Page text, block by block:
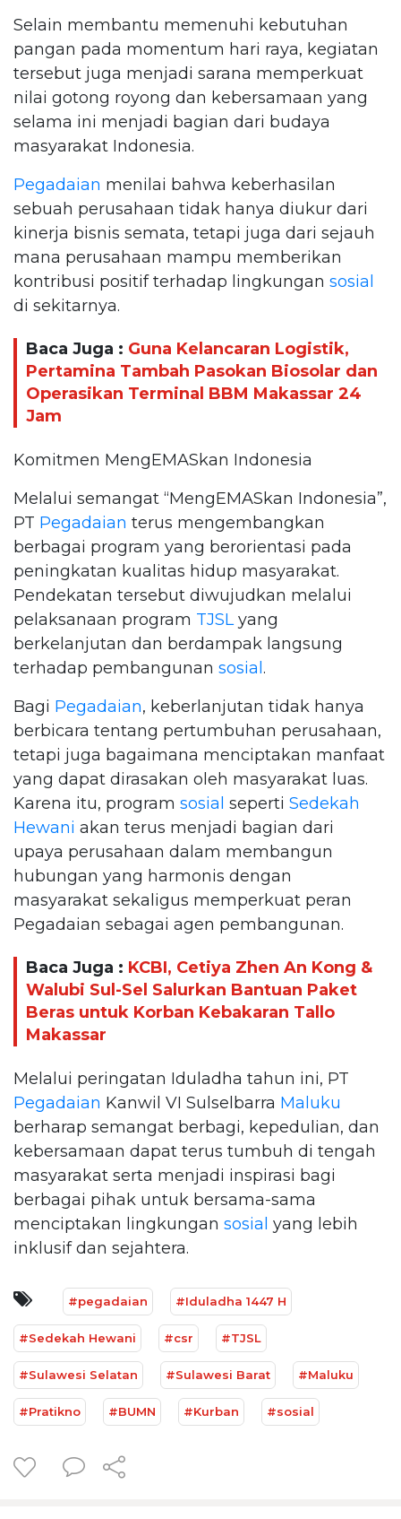
Selain membantu memenuhi kebutuhan
pangan pada momentum hari raya, kegiatan
tersebut juga menjadi sarana memperkuat
nilai gotong royong dan kebersamaan yang
selama ini menjadi bagian dari budaya
masyarakat Indonesia.
Pegadaian menilai bahwa keberhasilan
sebuah perusahaan tidak hanya diukur dari
kinerja bisnis semata, tetapi juga dari sejauh
mana perusahaan mampu memberikan
kontribusi positif terhadap lingkungan sosial
di sekitarnya.
Baca Juga : Guna Kelancaran Logistik,
Pertamina Tambah Pasokan Biosolar dan
Operasikan Terminal BBM Makassar 24
Jam
Komitmen MengEMASkan Indonesia
Melalui semangat “MengEMASkan Indonesia”,
PT Pegadaian terus mengembangkan
berbagai program yang berorientasi pada
peningkatan kualitas hidup masyarakat.
Pendekatan tersebut diwujudkan melalui
pelaksanaan program TJSLyang
berkelanjutan dan berdampak langsung
terhadap pembangunan sosial .
Bagi Pegadaian, keberlanjutan tidak hanya
berbicara tentang pertumbuhan perusahaan,
tetapi juga bagaimana menciptakan manfaat
yang dapat dirasakan oleh masyarakat luas.
Karena itu, program sosial seperti Sedekah
Hewani akan terus menjadi bagian dari
upaya perusahaan dalam membangun
hubungan yang harmonis dengan
masyarakat sekaligus memperkuat peran
Pegadaian sebagai agen pembangunan.
Baca Juga : KCBI, Cetiya Zhen An Kong &
Walubi Sul-Sel Salurkan Bantuan Paket
Beras untuk Korban Kebakaran Tallo
Makassar
Melalui peringatan Iduladha tahun ini, PT
Pegadaian Kanwil VI Sulselbarra Maluku
berharap semangat berbagi, kepedulian, dan
kebersamaan dapat terus tumbuh di tengah
masyarakat serta menjadi inspirasi bagi
berbagai pihak untuk bersama-sama
menciptakan lingkungan sosial yang lebih
inklusif dan sejahtera.
#pegadaian #Iduladha 1447 H
#Sedekah Hewani #csr #TJSL
#Sulawesi Selatan #Sulawesi Barat #Maluku
#Pratikno #BUMN #Kurban #sosial